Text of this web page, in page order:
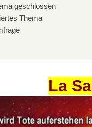
geschlossen
Thema
La